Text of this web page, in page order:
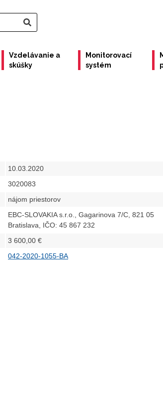
Vzdelávanie a
skúšky
Monitorovací
systém
10.03.2020
3020083
nájom priestorov
EBC-SLOVAKIA s.r.o., Gagarinova 7/C, 821 05
Bratislava, IČO: 45 867 232
3 600,00 €
042-2020-1055-BA